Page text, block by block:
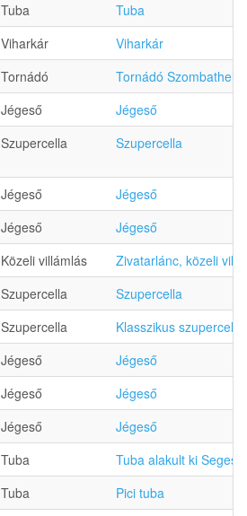
Tuba
Tuba
Viharkár
Viharkár
Tornádó
Tornádó Szombathely
Jégeső
Jégeső
Szupercella Szupercella
Jégeső
Jégeső
Jégeső
Jégeső
Közeli villámlás
Zivatarlánc, közeli
Szupercella
Szupercella
Szupercella
Klasszikus szupercella
Jégeső
Jégeső
Jégeső
Jégeső
Jégeső
Jégeső
Tuba
Tuba alakult ki
Tuba
Pici tuba